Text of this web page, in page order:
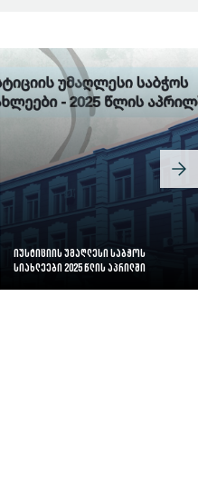
იუსტიციის უმაღლესი საბჭოს
სიახლეები 2025 წლის აპრილში